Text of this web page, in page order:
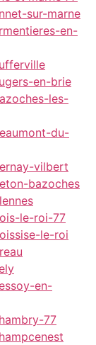
sur-marne
en-
en-brie
les-
du-
vilbert
bazoches
le-roi-77
le-roi
en-
77